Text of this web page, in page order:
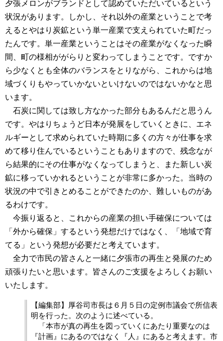
夕張メロンがブランドとして認めていただいているという
状況があります。しかし、それ以外の産業ということで考
えるとやはり炭鉱という単一産業で支えられていた町だっ
たんです。単一産業ということはその産業がなくなった瞬
間、町の様相ががらりと変わってしまうことです。ですか
ら少なくとも全体のバランスをとりながら、これからは地
域づくりもやっていかないといけないのではないかなと思
います。
石炭に関しては致し方なかった部分もあるんだと思うん
です。やはりちょうど日本が発展をしていくときに、エネ
ルギーとして求められていた時期に多くの方々が仕事を求
めて移り住んでいるということもありますので、残念なが
ら結果的にその仕事がなくなってしまうと、また新しい炭
鉱に移っていかれるということが非常に多かった。当時の
状況の中で引きとめることができたのか、難しいものがあ
るわけです。
今振り返ると、これからの産業の担い手確保については
「外から確保」するという発想だけではなく、「地域で育
てる」という発想が必要だと考えています。
全力で市民の皆さんと一緒に夕張市の再生と発展のため
頑張りたいと思います。皆さんのご支援をよろしくお願い
いたします。
【編集部】厚谷司市長は６月５日の定例市議会で所信表
明を行った。次のように述べている。
「本市が真の再生を図っていくにあたり重要なのは
『計画』にあるのではなく『人』にあると考えます。市